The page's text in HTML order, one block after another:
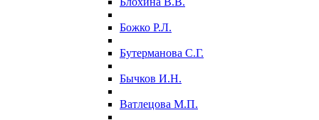
Божко Р.Л.
Бутерманова С.Г.
Бычков И.Н.
Ватлецова М.П.